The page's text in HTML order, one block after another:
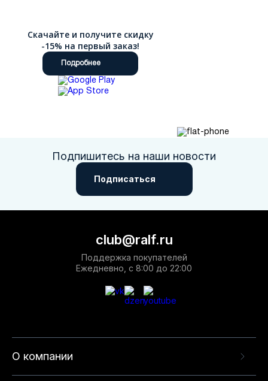
Скачайте и получите скидку
-15% на первый заказ!
Подробнее
Подпишитесь на наши новости
Подписаться
О компании
club@ralf.ru
Поддержка покупателей
Ежедневно, с 8:00 до 22:00